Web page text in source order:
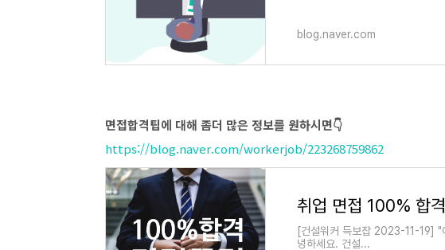
blog.naver.com
면접합격팁에 대해 좀더 많은 정보를 원하시면👇
https://blog.naver.com/workerjob/223268759862
취업 면접 100% 합
[건설워커 득보잡 2023-11-19] "
녕하세요. 건설...